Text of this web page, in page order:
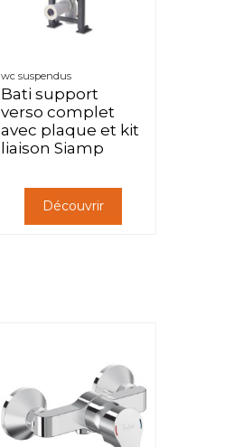
wc suspendus
Bati support
verso complet
avec plaque et kit
liaison Siamp
Découvrir